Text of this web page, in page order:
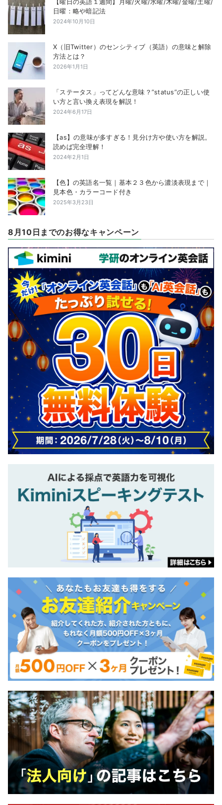
日曜：略や暗記法
2024年10月10日
X（旧Twitter）のセンシティブ（英語）の意味と解除
方法とは？
2026年1月1日
「ステータス」ってどんな意味？”status”の正しい使
い方と言い換え表現を解説！
2024年6月17日
【as】の意味が多すぎる！見分け方や使い方を解説。
読めば完全理解！
2024年2月1日
【色】の英語名一覧｜基本２３色から濃淡表現まで｜
見本色・カラーコード付き
2025年3月23日
8月10日までのお得なキャンペーン